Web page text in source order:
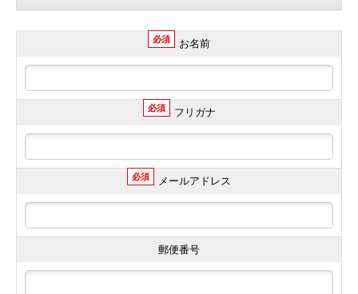
必須 お名前
必須 フリガナ
必須 メールアドレス
郵便番号